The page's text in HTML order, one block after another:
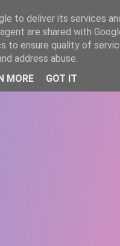
to deliver its services
are shared with
to ensure quality of
address abuse.
MORE
GOT IT